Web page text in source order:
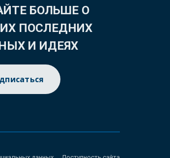
БОЛЬШЕ О
ПОСЛЕДНИХ
И ИДЕЯХ